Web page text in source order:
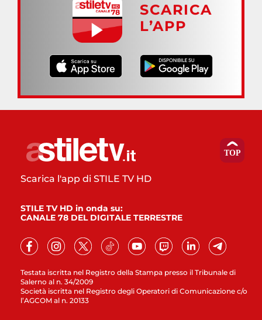
SCARICA
L’APP
Testata iscritta nel Registro della Stampa presso il Tribunale di
Salerno al n. 34/2009
Società iscritta nel Registro degli Operatori di Comunicazione c/o
l’AGCOM al n. 20133
Scarica l'app di STILE TV HD
STILE TV HD in onda su:
CANALE 78 DEL DIGITALE TERRESTRE